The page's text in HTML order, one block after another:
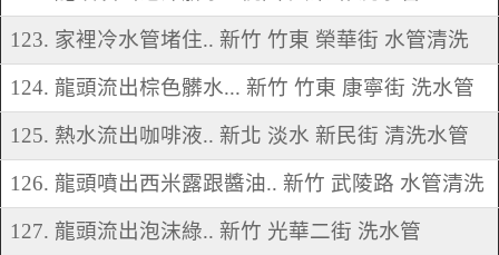
123. 家裡冷水管堵住.. 新竹 竹東 榮華街 水管清洗
124. 龍頭流出棕色髒水... 新竹 竹東 康寧街 洗水管
125. 熱水流出咖啡液.. 新北 淡水 新民街 清洗水管
126. 龍頭噴出西米露跟醬油.. 新竹 武陵路 水管清洗
127. 龍頭流出泡沫綠.. 新竹 光華二街 洗水管